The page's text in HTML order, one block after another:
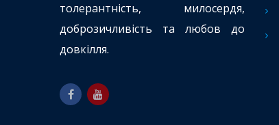
толерантність, милосердя,
доброзичливість та любов до
довкілля.